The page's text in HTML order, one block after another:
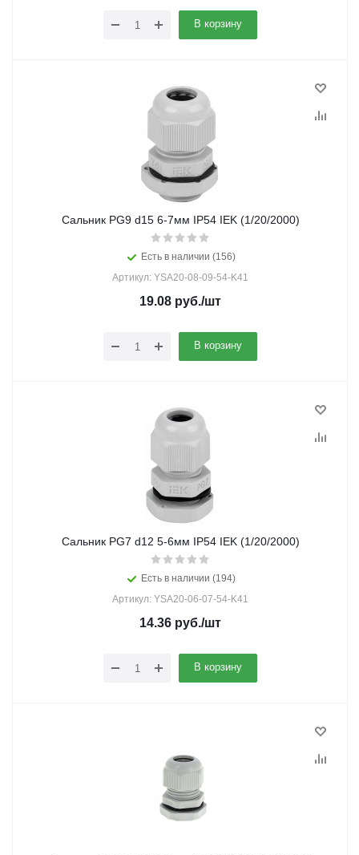
В корзину
Сальник PG9 d15 6-7мм IP54 IEK (1/20/2000)
Есть в наличии (156)
Артикул: YSA20-08-09-54-K41
19.08 руб./шт
В корзину
Сальник PG7 d12 5-6мм IP54 IEK (1/20/2000)
Есть в наличии (194)
Артикул: YSA20-06-07-54-K41
14.36 руб./шт
В корзину